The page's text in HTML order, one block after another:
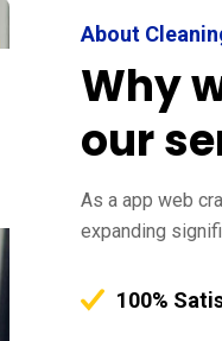
About
Why
our
As a app web
expanding
100%